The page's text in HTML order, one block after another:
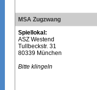
MSA Zugzwang
Spiellokal:
ASZ Westend
Tullbeckstr. 31
80339 München
Bitte klingeln